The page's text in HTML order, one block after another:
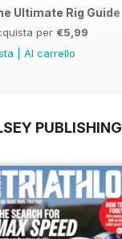
Ultimate Rig Guide
per €5,99
Al carrello
PUBLISHING